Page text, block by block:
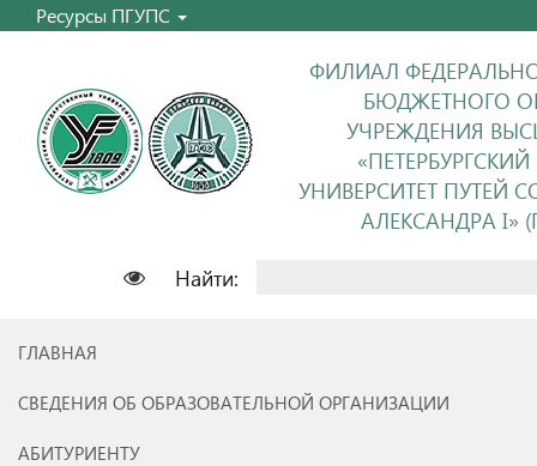
Ресурсы ПГУПС
ФИЛИАЛ
БЮДЖЕТНОГО
УЧРЕЖДЕНИЯ
УНИВЕРСИТЕТ ПУТЕЙ
АЛЕКСАНДРА I»
Найти:
ГЛАВНАЯ
СВЕДЕНИЯ ОБ ОБРАЗОВАТЕЛЬНОЙ ОРГАНИЗАЦИИ
АБИТУРИЕНТУ